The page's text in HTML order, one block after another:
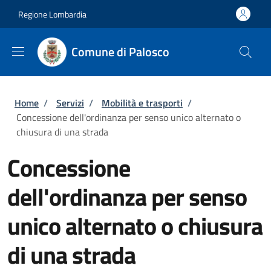
Regione Lombardia
Comune di Palosco
Briciole di pane
Home / Servizi / Mobilità e trasporti /
Concessione dell'ordinanza per senso unico alternato o
chiusura di una strada
Concessione
dell'ordinanza per senso
unico alternato o chiusura
di una strada